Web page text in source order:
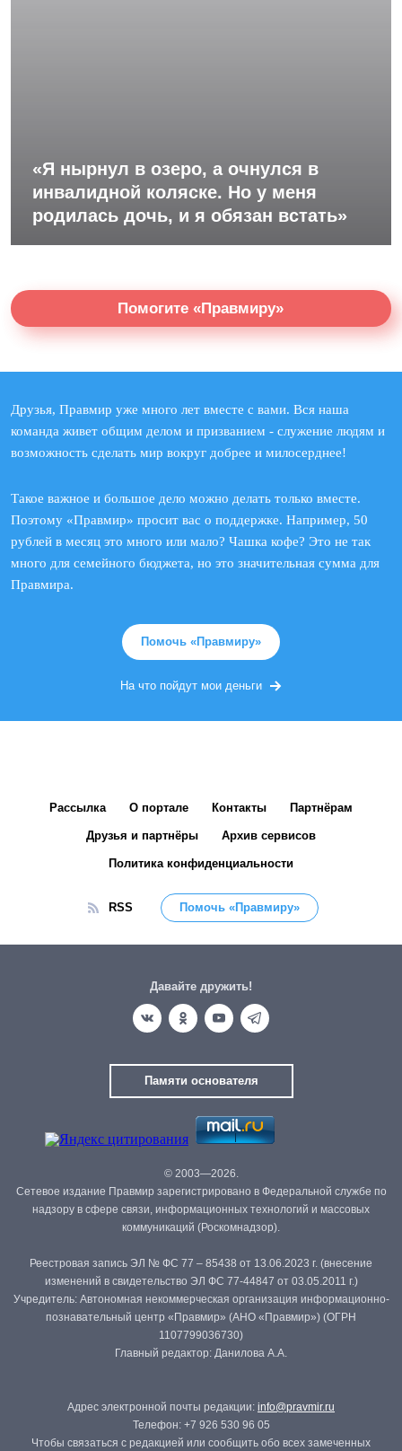
«Я нырнул в озеро, а очнулся в
инвалидной коляске. Но у меня
родилась дочь, и я обязан встать»
Помогите «Правмиру»
Друзья, Правмир уже много лет вместе с вами. Вся наша
команда живет общим делом и призванием - служение людям и
возможность сделать мир вокруг добрее и милосерднее!
Такое важное и большое дело можно делать только вместе.
Поэтому «Правмир» просит вас о поддержке. Например, 50
рублей в месяц это много или мало? Чашка кофе? Это не так
много для семейного бюджета, но это значительная сумма для
Правмира.
Помочь «Правмиру»
На что пойдут мои деньги
Рассылка О портале Контакты Партнёрам
Друзья и партнёры Архив сервисов
Политика конфиденциальности
RSS Помочь «Правмиру»
Давайте дружить!
Памяти основателя
© 2003—2026.
Сетевое издание Правмир зарегистрировано в Федеральной службе по
надзору в сфере связи, информационных технологий и массовых
коммуникаций (Роскомнадзор).
Реестровая запись ЭЛ № ФС 77 – 85438 от 13.06.2023 г. (внесение
изменений в свидетельство ЭЛ ФС 77-44847 от 03.05.2011 г.)
Учредитель: Автономная некоммерческая организация информационно-
познавательный центр «Правмир» (АНО «Правмир») (ОГРН
1107799036730)
Главный редактор: Данилова А.А.
Адрес электронной почты редакции: info@pravmir.ru
Телефон: +7 926 530 96 05
Чтобы связаться с редакцией или сообщить обо всех замеченных